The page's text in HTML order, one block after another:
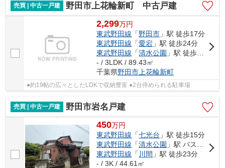
売買 | 中古一戸建 野田市上花輪新町 中古戸建
2,299万円
東武野田線 「野田市 」駅 徒歩17分
東武野田線 「愛宕 」駅 徒歩24分
東武野田線 「清水公園 」駅 徒歩36分
- / 3LDK / 89.43㎡
千葉県野田市 上花輪新町
●約19帖の広々としたLDKで収納豊富 ●2台停められる駐車場
売買 | 中古一戸建 野田市岩名戸建
450万円
東武野田線 「七光台 」駅 徒歩15分
東武野田線 「清水公園 」駅 バス6分 「第五公園（千葉県）」 停歩7分
東武野田線 「 川間 」駅 徒歩23分
- / 3K / 44.61㎡